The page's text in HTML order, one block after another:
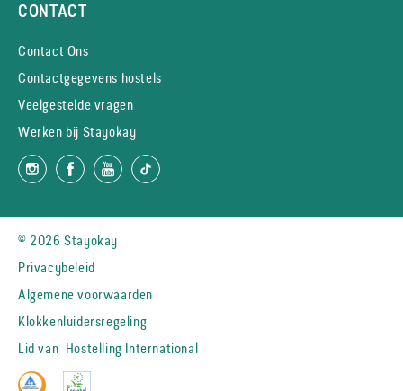
CONTACT
Contact Ons
Contactgegevens hostels
Veelgestelde vragen
Werken bij Stayokay
© 2026 Stayokay
Privacybeleid
Algemene voorwaarden
Klokkenluidersregeling
Lid van Hostelling International